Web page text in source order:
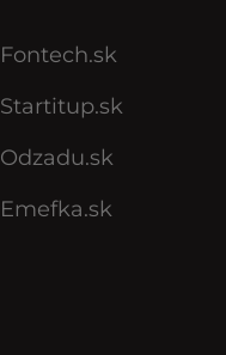
Fontech.sk
Startitup.sk
Odzadu.sk
Emefka.sk